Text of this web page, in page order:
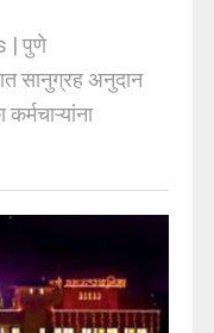
| पुणे
सानुग्रह अनुदान